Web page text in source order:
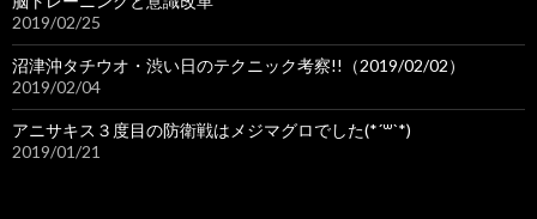
2019/02/25
沼津沖タチウオ・渋い日のテクニック考察!!（2019/02/02）
2019/02/04
アニサキス３度目の防衛戦はメジマグロでした(*´꒳`*)
2019/01/21